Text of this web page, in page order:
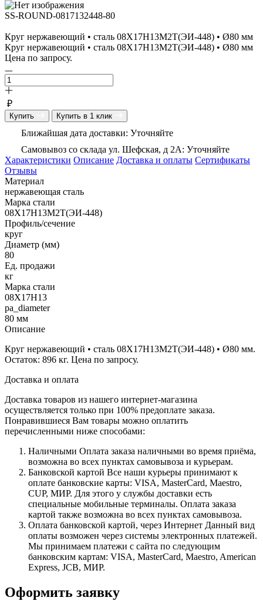
SS-ROUND-0817132448-80
Круг нержавеющий • сталь 08Х17Н13М2Т(ЭИ-448) • Ø80 мм
Круг нержавеющий • сталь 08Х17Н13М2Т(ЭИ-448) • Ø80 мм
Цена по запросу.
₽
Купить Купить в 1 клик
Ближайшая дата доставки: Уточняйте
Самовывоз со склада ул. Шефская, д 2А: Уточняйте
Характеристики Описание Доставка и оплаты Сертификаты
Отзывы
Материал
нержавеющая сталь
Марка стали
08Х17Н13М2Т(ЭИ-448)
Профиль/сечение
круг
Диаметр (мм)
80
Ед. продажи
кг
Марка стали
08Х17Н13
pa_diameter
80 мм
Описание
Круг нержавеющий • сталь 08Х17Н13М2Т(ЭИ-448) • Ø80 мм.
Остаток: 896 кг. Цена по запросу.
Доставка и оплата
Доставка товаров из нашего интернет-магазина
осуществляется только при 100% предоплате заказа.
Понравившиеся Вам товары можно оплатить
перечисленными ниже способами:
Наличными Оплата заказа наличными во время приёма,
возможна во всех пунктах самовывоза и курьерам.
Банковской картой Все наши курьеры принимают к
оплате банковские карты: VISA, MasterCard, Maestro,
CUP, МИР. Для этого у службы доставки есть
специальные мобильные терминалы. Оплата заказа
картой также возможна во всех пунктах самовывоза.
Оплата банковской картой, через Интернет Данный вид
оплаты возможен через системы электронных платежей.
Мы принимаем платежи с сайта по следующим
банковским картам: VISA, MasterCard, Maestro, American
Express, JCB, МИР.
Оформить заявку